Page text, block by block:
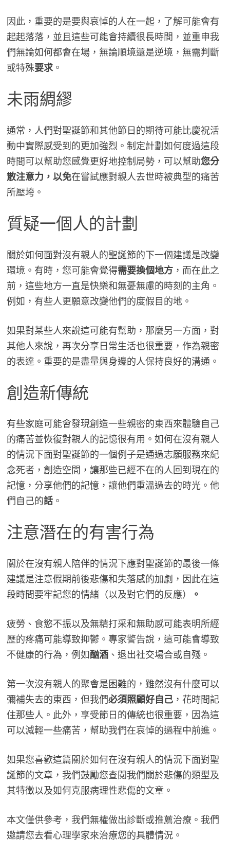
因此，重要的是要與哀悼的人在一起，了解可能會有
起起落落，並且這些可能會持續很長時間，並重申我
們無論如何都會在場，無論順境還是逆境，無需判斷
或特殊要求。
未雨綢繆
通常，人們對聖誕節和其他節日的期待可能比慶祝活
動中實際感受到的更加強烈。制定計劃如何度過這段
時間可以幫助您感覺更好地控制局勢，可以幫助您分
散注意力，以免在嘗試應對親人去世時被典型的痛苦
所壓垮。
質疑一個人的計劃
關於如何面對沒有親人的聖誕節的下一個建議是改變
環境。有時，您可能會覺得需要換個地方，而在此之
前，這些地方一直是快樂和無憂無慮的時刻的主角。
例如，有些人更願意改變他們的度假目的地。
如果對某些人來說這可能有幫助，那麼另一方面，對
其他人來說，再次分享日常生活也很重要，作為親密
的表達。重要的是盡量與身邊的人保持良好的溝通。
創造新傳統
有些家庭可能會發現創造一些親密的東西來體驗自己
的痛苦並恢復對親人的記憶很有用。如何在沒有親人
的情況下面對聖誕節的一個例子是通過志願服務來紀
念死者，創造空間，讓那些已經不在的人回到現在的
記憶，分享他們的記憶，讓他們重溫過去的時光。他
們自己的話。
注意潛在的有害行為
關於在沒有親人陪伴的情況下應對聖誕節的最後一條
建議是注意假期前後悲傷和失落感的加劇，因此在這
段時間要牢記您的情緒（以及對它們的反應）
。
疲勞、食慾不振以及無精打采和無助感可能表明所經
歷的疼痛可能導致抑鬱。專家警告說，這可能會導致
不健康的行為，例如酗酒、退出社交場合或自殘。
第一次沒有親人的聚會是困難的，雖然沒有什麼可以
彌補失去的東西，但我們必須照顧好自己，花時間記
住那些人。此外，享受節日的傳統也很重要，因為這
可以減輕一些痛苦，幫助我們在哀悼的過程中前進。
如果您喜歡這篇關於如何在沒有親人的情況下面對聖
誕節的文章，我們鼓勵您查閱我們關於悲傷的類型及
其特徵以及如何克服病理性悲傷的文章。
本文僅供參考，我們無權做出診斷或推薦治療。我們
邀請您去看心理學家來治療您的具體情況。